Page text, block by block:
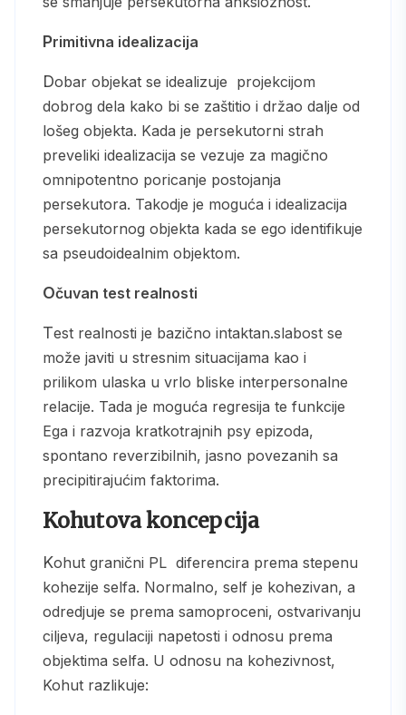
Primitivna idealizacija
Dobar objekat se idealizuje projekcijom
dobrog dela kako bi se zaštitio i držao dalje od
lošeg objekta. Kada je persekutorni strah
preveliki idealizacija se vezuje za magično
omnipotentno poricanje postojanja
persekutora. Takodje je moguća i idealizacija
persekutornog objekta kada se ego identifikuje
sa pseudoidealnim objektom.
Očuvan test realnosti
Test realnosti je bazično intaktan.slabost se
može javiti u stresnim situacijama kao i
prilikom ulaska u vrlo bliske interpersonalne
relacije. Tada je moguća regresija te funkcije
Ega i razvoja kratkotrajnih psy epizoda,
spontano reverzibilnih, jasno povezanih sa
precipitirajućim faktorima.
Kohutova koncepcija
Kohut granični PL diferencira prema stepenu
kohezije selfa. Normalno, self je kohezivan, a
odredjuje se prema samoproceni, ostvarivanju
ciljeva, regulaciji napetosti i odnosu prema
objektima selfa. U odnosu na kohezivnost,
Kohut razlikuje: